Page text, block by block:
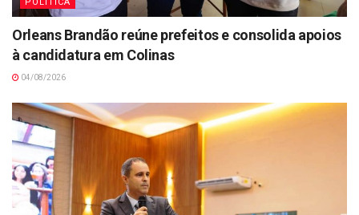
Orleans Brandão reúne prefeitos e consolida apoios
à candidatura em Colinas
04/08/2026